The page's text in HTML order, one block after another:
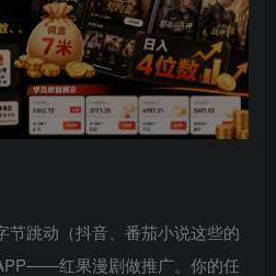
节跳动（抖音、番茄小说这些的
红果漫剧做推广。你的任